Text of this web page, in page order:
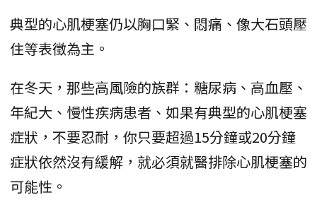
典型的心肌梗塞仍以胸口緊、悶痛、像大石頭壓
住等表徵為主。
在冬天，那些高風險的族群：糖尿病、高血壓、
年紀大、慢性疾病患者、如果有典型的心肌梗塞
症狀，不要忍耐，你只要超過15分鐘或20分鐘
症狀依然沒有緩解，就必須就醫排除心肌梗塞的
可能性。